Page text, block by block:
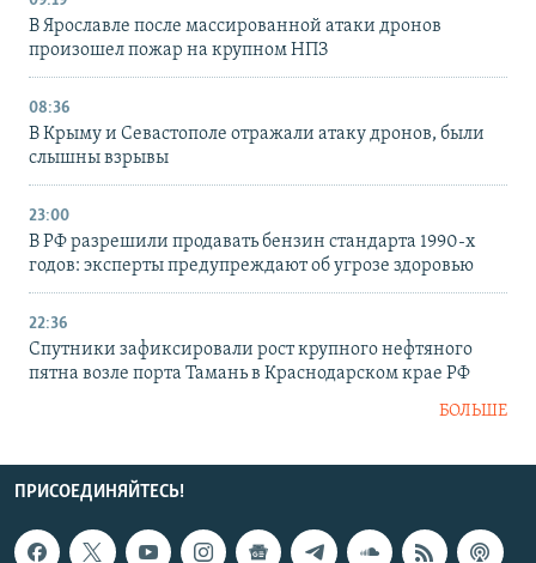
В Ярославле после массированной атаки дронов
произошел пожар на крупном НПЗ
08:36
В Крыму и Севастополе отражали атаку дронов, были
слышны взрывы
23:00
В РФ разрешили продавать бензин стандарта 1990-х
годов: эксперты предупреждают об угрозе здоровью
22:36
Спутники зафиксировали рост крупного нефтяного
пятна возле порта Тамань в Краснодарском крае РФ
БОЛЬШЕ
ПРИСОЕДИНЯЙТЕСЬ!